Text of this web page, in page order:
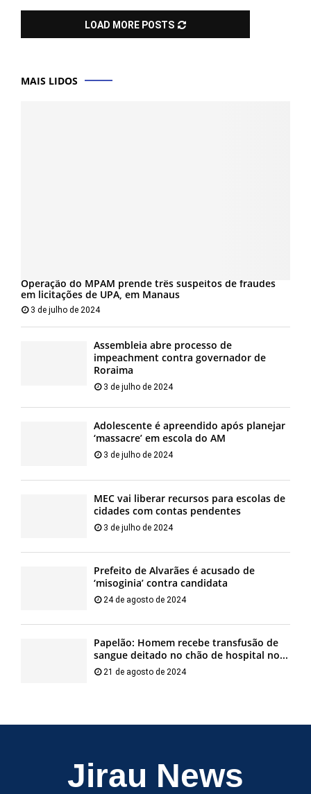
LOAD MORE POSTS
MAIS LIDOS
Operação do MPAM prende três suspeitos de fraudes
em licitações de UPA, em Manaus
3 de julho de 2024
Assembleia abre processo de
impeachment contra governador de
Roraima
3 de julho de 2024
Adolescente é apreendido após planejar
‘massacre’ em escola do AM
3 de julho de 2024
MEC vai liberar recursos para escolas de
cidades com contas pendentes
3 de julho de 2024
Prefeito de Alvarães é acusado de
‘misoginia’ contra candidata
24 de agosto de 2024
Papelão: Homem recebe transfusão de
sangue deitado no chão de hospital no...
21 de agosto de 2024
Jirau News